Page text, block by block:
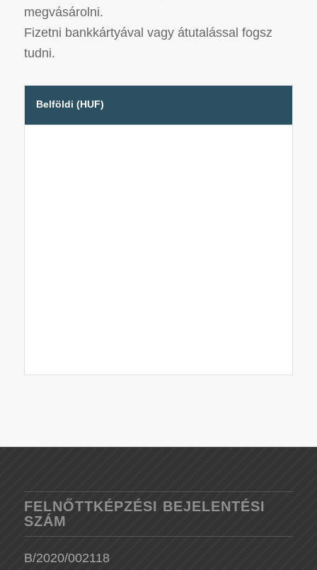
megvásárolni.
Fizetni bankkártyával vagy átutalással fogsz
tudni.
Belföldi (HUF)
FELNŐTTKÉPZÉSI BEJELENTÉSI
SZÁM
B/2020/002118